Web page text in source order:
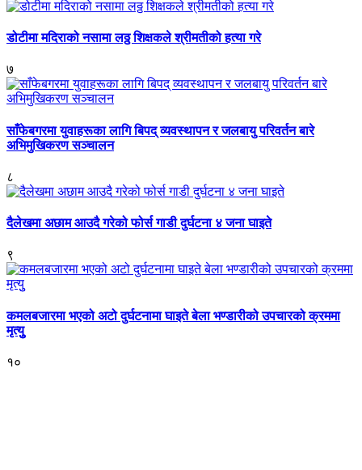
डोटीमा मदिराको नसामा लठ्ठ शिक्षकले श्रीमतीको हत्या गरे
७
साँफेबगरमा युवाहरूका लागि बिपद् व्यवस्थापन र जलबायु परिवर्तन बारे
अभिमुखिकरण सञ्चालन
८
दैलेखमा अछाम आउदै गरेको फोर्स गाडी दुर्घटना ४ जना घाइते
९
कमलबजारमा भएको अटो दुर्घटनामा घाइते बेला भण्डारीको उपचारको क्रममा
मृत्युु
१०